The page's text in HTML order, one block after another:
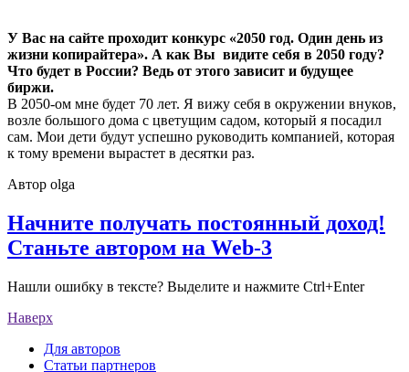
У Вас на сайте проходит конкурс «2050 год. Один день из
жизни копирайтера». А как Вы видите себя в 2050 году?
Что будет в России? Ведь от этого зависит и будущее
биржи.
В 2050-ом мне будет 70 лет. Я вижу себя в окружении внуков,
возле большого дома с цветущим садом, который я посадил
сам. Мои дети будут успешно руководить компанией, которая
к тому времени вырастет в десятки раз.
Автор olga
Начните получать постоянный доход!
Станьте автором на Web-3
Нашли ошибку в тексте? Выделите и нажмите Ctrl+Enter
Наверх
Для авторов
Статьи партнеров